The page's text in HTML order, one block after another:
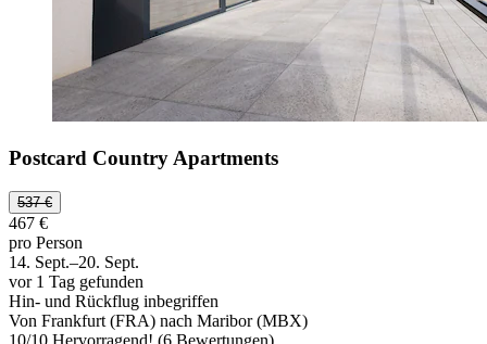
Postcard Country Apartments
537 €
467 €
pro Person
14. Sept.–20. Sept.
vor 1 Tag gefunden
Hin- und Rückflug inbegriffen
Von Frankfurt (FRA) nach Maribor (MBX)
10/10 Hervorragend! (6 Bewertungen)